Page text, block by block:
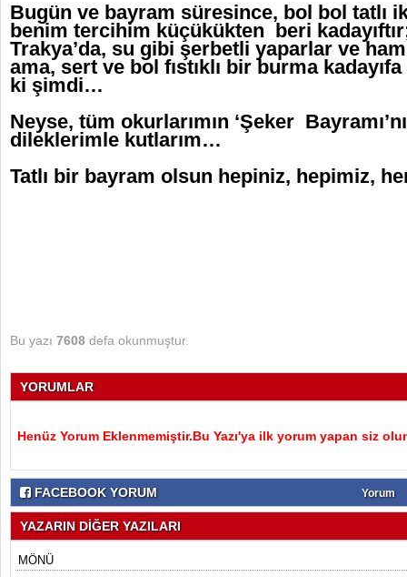
Bugün ve bayram süresince, bol bol tatlı
benim tercihim küçükükten beri
Trakya’da, su gibi şerbetli yaparlar ve
ama, sert ve bol fıstıklı bir burma
ki şimdi…
Neyse, tüm okurlarımın ‘Şeker
dileklerimle kutlarım…
Tatlı bir bayram olsun hepiniz, hepimiz,
Bu yazı 7608 defa okunmuştur.
YORUMLAR
Henüz Yorum Eklenmemiştir.Bu Yazı'ya ilk yorum yapan siz
FACEBOOK YORUM Yorum
YAZARIN DİĞER YAZILARI
MÖNÜ